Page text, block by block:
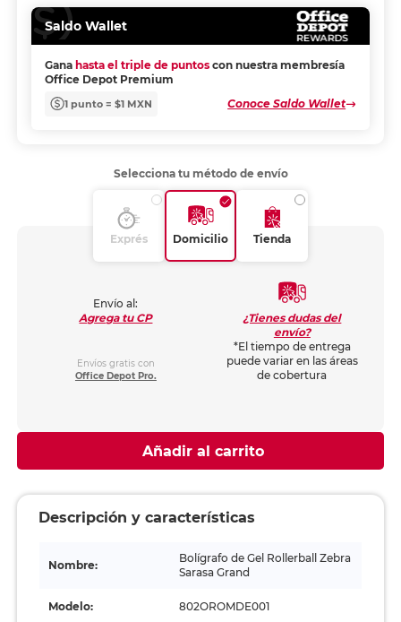
Saldo Wallet
Gana hasta el triple de puntos con nuestra membresía
Office Depot Premium
1 punto = $1 MXN Conoce Saldo Wallet
Selecciona tu método de envío
Exprés Domicilio Tienda
Envío al:
Agrega tu CP
Envíos gratis con
Office Depot Pro.
¿Tienes dudas del
envío?
*El tiempo de entrega
puede variar en las áreas
de cobertura
Añadir al carrito
Descripción y características
Nombre:
Bolígrafo de Gel Rollerball Zebra
Sarasa Grand
Modelo: 802OROMDE001